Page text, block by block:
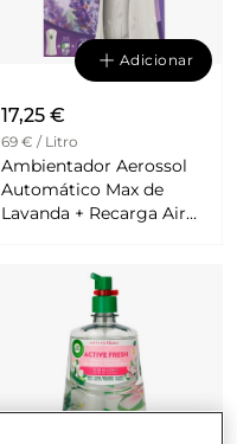
Adicionar
17,25 €
69 € / Litro
Ambientador Aerossol
Automático Max de
Lavanda + Recarga Air